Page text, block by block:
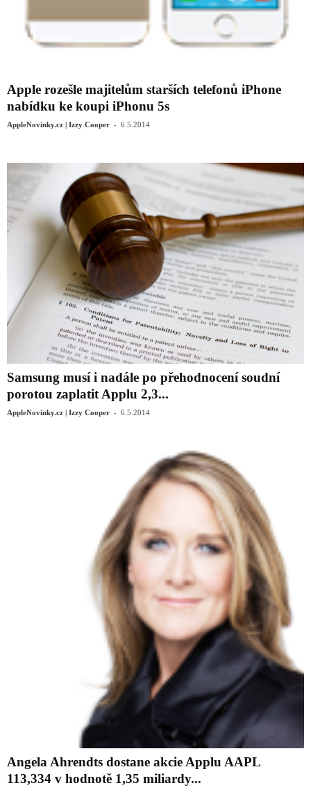
Apple rozešle majitelům starších telefonů iPhone
nabídku ke koupi iPhonu 5s
AppleNovinky.cz | Izzy Cooper - 6.5.2014
Samsung musí i nadále po přehodnocení soudní
porotou zaplatit Applu 2,3...
AppleNovinky.cz | Izzy Cooper - 6.5.2014
Angela Ahrendts dostane akcie Applu AAPL
113,334 v hodnotě 1,35 miliardy...